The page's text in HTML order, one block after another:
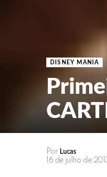
DISNEY MANIA
Por Lucas
16 de julho de